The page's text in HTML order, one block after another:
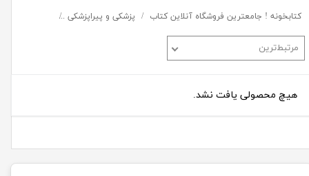
کتابخونه ! جامعترین فروشگاه آنلاین کتاب پزشکی و پیراپزشکی
مرتبط‌ترین
هیچ محصولی یافت نشد.